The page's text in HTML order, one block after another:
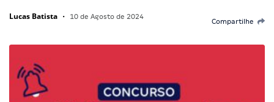
Lucas Batista • 10 de Agosto de 2024
Compartilhe